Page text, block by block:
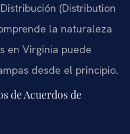
(Distribution
la naturaleza
en Virginia puede
desde el principio.
de Acuerdos de